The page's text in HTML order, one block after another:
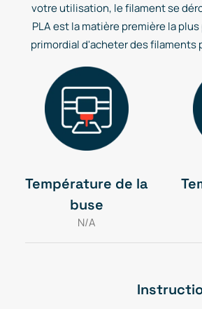
votre utilisation, le filament se
PLA est la matière première la
primordial d'acheter des filaments
Température de la
buse
N/A